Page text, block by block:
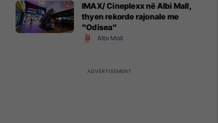
IMAX/ Cineplexx në Albi Mall,
thyen rekorde rajonale me
"Odisea"
Albi Mall